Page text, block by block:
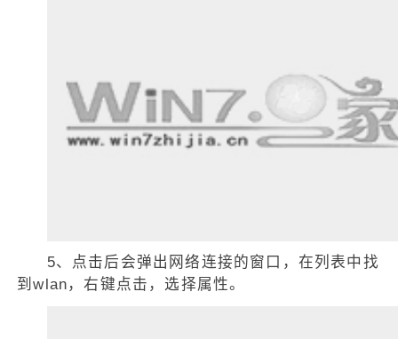
5、点击后会弹出网络连接的窗口，在列表中找
到wlan，右键点击，选择属性。